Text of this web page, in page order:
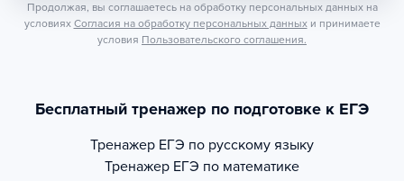
Продолжая, вы соглашаетесь на обработку персональных данных на
условиях Согласия на обработку персональных данных и принимаете
условия Пользовательского соглашения.
Бесплатный тренажер по подготовке к ЕГЭ
Тренажер ЕГЭ по русскому языку
Тренажер ЕГЭ по математике